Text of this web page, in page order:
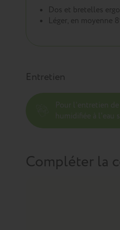
Dos et bretelles
Léger, en moyenne
Entretien
Compléter la